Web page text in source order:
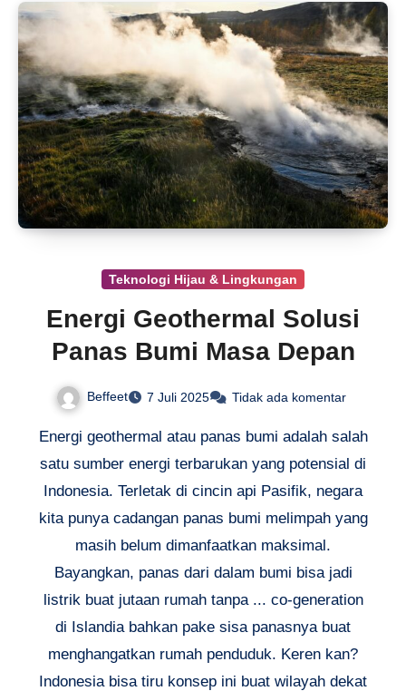
Teknologi Hijau & Lingkungan
Energi Geothermal Solusi
Panas Bumi Masa Depan
Beffeet 7 Juli 2025 Tidak ada komentar
Energi geothermal atau panas bumi adalah salah
satu sumber energi terbarukan yang potensial di
Indonesia. Terletak di cincin api Pasifik, negara
kita punya cadangan panas bumi melimpah yang
masih belum dimanfaatkan maksimal.
Bayangkan, panas dari dalam bumi bisa jadi
listrik buat jutaan rumah tanpa ... co-generation
di Islandia bahkan pake sisa panasnya buat
menghangatkan rumah penduduk. Keren kan?
Indonesia bisa tiru konsep ini buat wilayah dekat